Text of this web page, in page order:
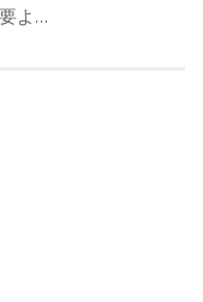
よ…